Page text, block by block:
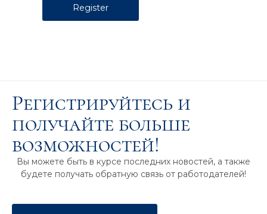
Регистрируйтесь и
получайте больше
возможностей!
Вы можете быть в курсе последних новостей, а также
будете получать обратную связь от работодателей!